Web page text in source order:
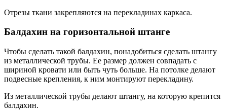
Отрезы ткани закрепляются на перекладинах каркаса.
Балдахин на горизонтальной штанге
Чтобы сделать такой балдахин, понадобиться сделать штангу
из металлической трубы. Ее размер должен совпадать с
шириной кровати или быть чуть больше. На потолке делают
подвесные крепления, к ним монтируют перекладину.
Из металлической трубы делают штангу, на которую крепится
балдахин.